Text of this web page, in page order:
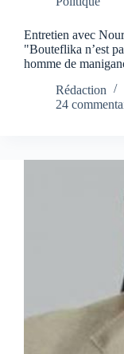
Entretien avec
"Bouteflika n’est
homme de
Rédaction
24